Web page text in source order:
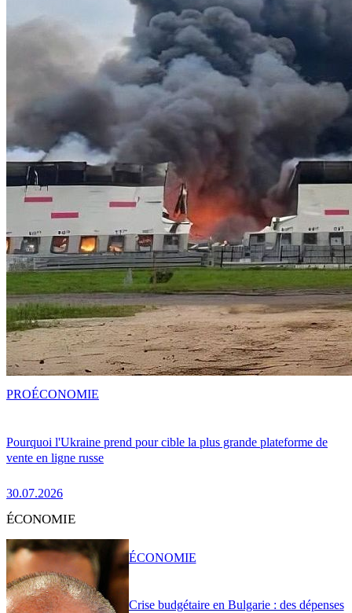
Pourquoi l'Ukraine prend pour cible la plus grande plateforme de
vente en ligne russe
30.07.2026
PROÉCONOMIE
ÉCONOMIE
Crise budgétaire en Bulgarie : des dépenses
ÉCONOMIE